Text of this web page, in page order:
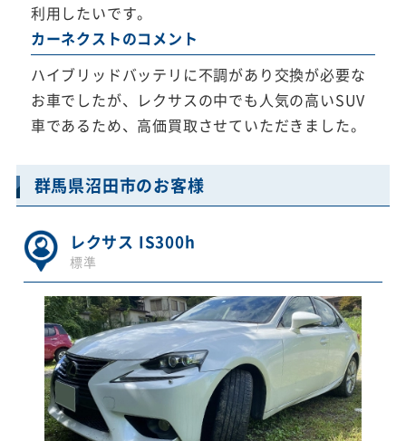
利用したいです。
カーネクストのコメント
ハイブリッドバッテリに不調があり交換が必要な
お車でしたが、レクサスの中でも人気の高いSUV
車であるため、高価買取させていただきました。
群馬県沼田市のお客様
レクサス IS300h
標準